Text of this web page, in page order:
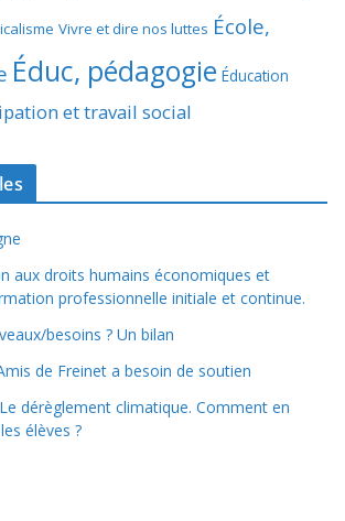
Vivre et dire nos luttes École,
Éduc, pédagogie Éducation
et travail social
aux droits humains économiques et
professionnelle initiale et continue.
besoins ? Un bilan
de Freinet a besoin de soutien
dérèglement climatique. Comment en
élèves ?